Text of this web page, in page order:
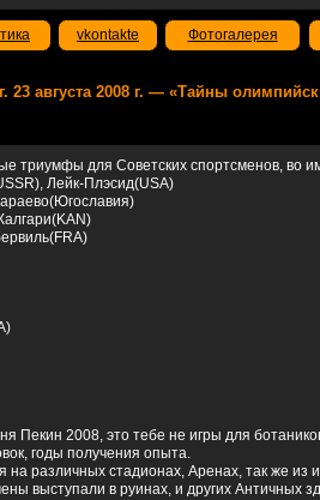
vkontakte Фотогалерея
23 августа 2008 г. — «Тайны
триумфы для Советских спортсменов, во
Лейк-Плэсид(USA)
Пекин 2008, это тебе не игры для
годы получения опыта.
различных стадионах, Аренах, так же из
выступали в руинах, и других Античных